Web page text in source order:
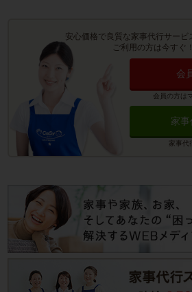
安心価格で良質な家事代行サービ
ご利用の方は今すぐ！
会
会員の方は
家
家事代